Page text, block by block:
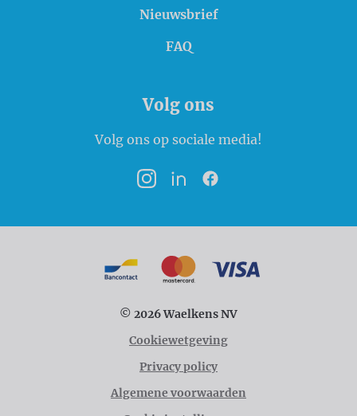
Nieuwsbrief
FAQ
Volg ons
Volg ons op sociale media!
InstagramLinkedInFacebook
© 2026 Waelkens NV
Cookiewetgeving
Privacy policy
Algemene voorwaarden
Betaalmogelijkheden
BancontactMasterCard
VISA